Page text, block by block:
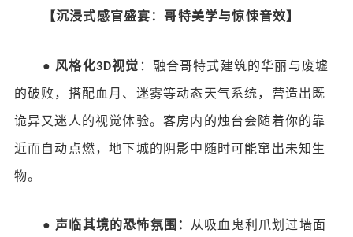
【沉浸式感官盛宴：哥特美学与惊悚音效】
● 风格化3D视觉 ：融合哥特式建筑的华丽与废墟
的破败，搭配血月、迷雾等动态天气系统，营造出既
诡异又迷人的视觉体验。客房内的烛台会随着你的靠
近而自动点燃，地下城的阴影中随时可能窜出未知生
物。
● 声临其境的恐怖氛围： 从吸血鬼利爪划过墙面